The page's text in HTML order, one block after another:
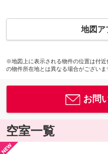
地図ア
※地図上に表示される物件の位置は付
の物件所在地とは異なる場合がございま
お問
空室一覧